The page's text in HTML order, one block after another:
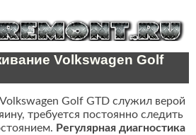
Volkswagen Golf
Golf GTD служил верой
требуется постоянно следить
Регулярная диагностика